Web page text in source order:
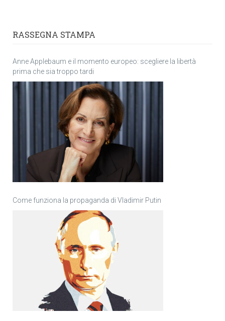
RASSEGNA STAMPA
Anne Applebaum e il momento europeo: scegliere la libertà
prima che sia troppo tardi
Come funziona la propaganda di Vladimir Putin